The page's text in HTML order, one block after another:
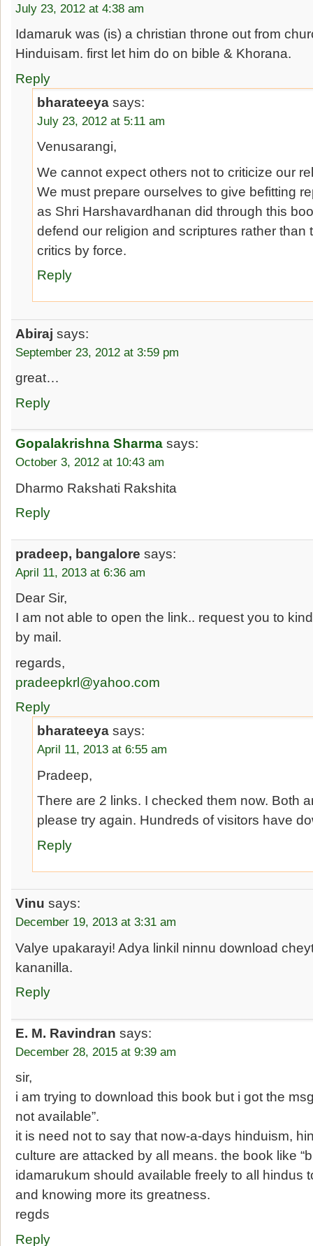
July 23, 2012 at 4:38 am
Idamaruk was (is) a christian throne out from
Hinduisam. first let him do on bible & Khorana.
Reply
bharateeya says:
July 23, 2012 at 5:11 am
Venusarangi,
We cannot expect others not to criticize our
We must prepare ourselves to give befitting
as Shri Harshavardhanan did through this
defend our religion and scriptures rather than
critics by force.
Reply
Abiraj says:
September 23, 2012 at 3:59 pm
great…
Reply
Gopalakrishna Sharma says:
October 3, 2012 at 10:43 am
Dharmo Rakshati Rakshita
Reply
pradeep, bangalore says:
April 11, 2013 at 6:36 am
Dear Sir,
I am not able to open the link.. request you to
by mail.
regards,
pradeepkrl@yahoo.com
Reply
bharateeya says:
April 11, 2013 at 6:55 am
Pradeep,
There are 2 links. I checked them now. Both
please try again. Hundreds of visitors have
Reply
Vinu says:
December 19, 2013 at 3:31 am
Valye upakarayi! Adya linkil ninnu download
kananilla.
Reply
E. M. Ravindran says:
December 28, 2015 at 9:39 am
sir,
i am trying to download this book but i got the
not available”.
it is need not to say that now-a-days hinduism,
culture are attacked by all means. the book like
idamarukum should available freely to all hindus
and knowing more its greatness.
regds
Reply